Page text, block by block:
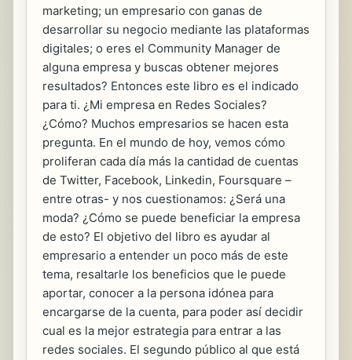
marketing; un empresario con ganas de
desarrollar su negocio mediante las plataformas
digitales; o eres el Community Manager de
alguna empresa y buscas obtener mejores
resultados? Entonces este libro es el indicado
para ti. ¿Mi empresa en Redes Sociales?
¿Cómo? Muchos empresarios se hacen esta
pregunta. En el mundo de hoy, vemos cómo
proliferan cada día más la cantidad de cuentas
de Twitter, Facebook, Linkedin, Foursquare –
entre otras- y nos cuestionamos: ¿Será una
moda? ¿Cómo se puede beneficiar la empresa
de esto? El objetivo del libro es ayudar al
empresario a entender un poco más de este
tema, resaltarle los beneficios que le puede
aportar, conocer a la persona idónea para
encargarse de la cuenta, para poder así decidir
cual es la mejor estrategia para entrar a las
redes sociales. El segundo público al que está